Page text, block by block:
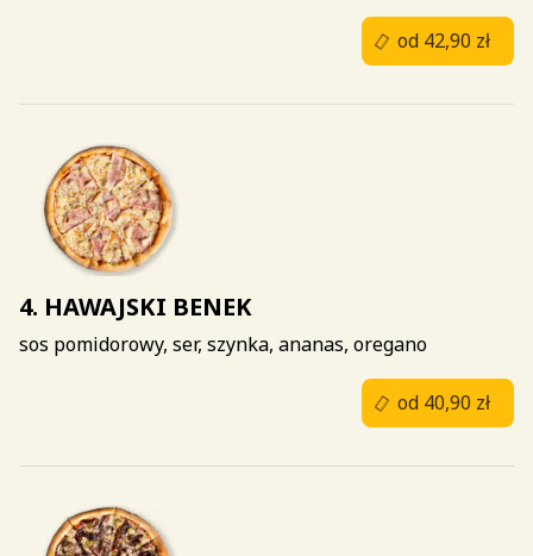
4. HAWAJSKI BENEK
sos pomidorowy, ser, szynka, ananas, oregano